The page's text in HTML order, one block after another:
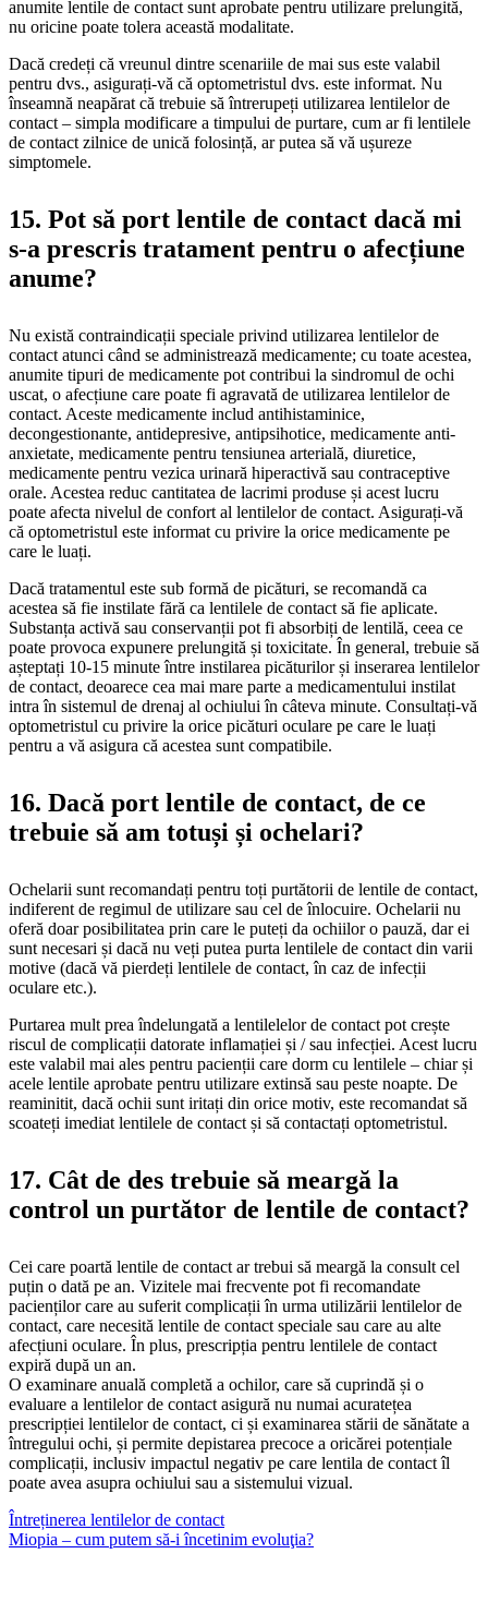
anumite lentile de contact sunt aprobate pentru utilizare prelungită,
nu oricine poate tolera această modalitate.
Dacă credeți că vreunul dintre scenariile de mai sus este valabil
pentru dvs., asigurați-vă că optometristul dvs. este informat. Nu
înseamnă neapărat că trebuie să întrerupeți utilizarea lentilelor de
contact – simpla modificare a timpului de purtare, cum ar fi lentilele
de contact zilnice de unică folosință, ar putea să vă ușureze
simptomele.
15. Pot să port lentile de contact dacă mi
s-a prescris tratament pentru o afecțiune
anume?
Nu există contraindicații speciale privind utilizarea lentilelor de
contact atunci când se administrează medicamente; cu toate acestea,
anumite tipuri de medicamente pot contribui la sindromul de ochi
uscat, o afecțiune care poate fi agravată de utilizarea lentilelor de
contact. Aceste medicamente includ antihistaminice,
decongestionante, antidepresive, antipsihotice, medicamente anti-
anxietate, medicamente pentru tensiunea arterială, diuretice,
medicamente pentru vezica urinară hiperactivă sau contraceptive
orale. Acestea reduc cantitatea de lacrimi produse și acest lucru
poate afecta nivelul de confort al lentilelor de contact. Asigurați-vă
că optometristul este informat cu privire la orice medicamente pe
care le luați.
Dacă tratamentul este sub formă de picături, se recomandă ca
acestea să fie instilate fără ca lentilele de contact să fie aplicate.
Substanța activă sau conservanții pot fi absorbiți de lentilă, ceea ce
poate provoca expunere prelungită și toxicitate. În general, trebuie să
așteptați 10-15 minute între instilarea picăturilor și inserarea lentilelor
de contact, deoarece cea mai mare parte a medicamentului instilat
intra în sistemul de drenaj al ochiului în câteva minute. Consultați-vă
optometristul cu privire la orice picături oculare pe care le luați
pentru a vă asigura că acestea sunt compatibile.
16. Dacă port lentile de contact, de ce
trebuie să am totuși și ochelari?
Ochelarii sunt recomandați pentru toți purtătorii de lentile de contact,
indiferent de regimul de utilizare sau cel de înlocuire. Ochelarii nu
oferă doar posibilitatea prin care le puteți da ochiilor o pauză, dar ei
sunt necesari și dacă nu veți putea purta lentilele de contact din varii
motive (dacă vă pierdeți lentilele de contact, în caz de infecții
oculare etc.).
Purtarea mult prea îndelungată a lentilelelor de contact pot crește
riscul de complicații datorate inflamației și / sau infecției. Acest lucru
este valabil mai ales pentru pacienții care dorm cu lentilele – chiar și
acele lentile aprobate pentru utilizare extinsă sau peste noapte. De
reaminitit, dacă ochii sunt iritați din orice motiv, este recomandat să
scoateți imediat lentilele de contact și să contactați optometristul.
17. Cât de des trebuie să meargă la
control un purtător de lentile de contact?
Cei care poartă lentile de contact ar trebui să meargă la consult cel
puțin o dată pe an. Vizitele mai frecvente pot fi recomandate
pacienților care au suferit complicații în urma utilizării lentilelor de
contact, care necesită lentile de contact speciale sau care au alte
afecțiuni oculare. În plus, prescripția pentru lentilele de contact
expiră după un an.
O examinare anuală completă a ochilor, care să cuprindă și o
evaluare a lentilelor de contact asigură nu numai acuratețea
prescripției lentilelor de contact, ci și examinarea stării de sănătate a
întregului ochi, și permite depistarea precoce a oricărei potențiale
complicații, inclusiv impactul negativ pe care lentila de contact îl
poate avea asupra ochiului sau a sistemului vizual.
Întreținerea lentilelor de contact
Miopia – cum putem să-i încetinim evoluţia?